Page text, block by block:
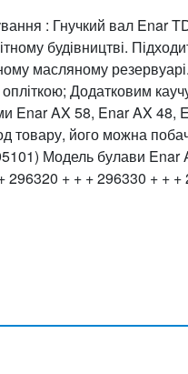
: Гнучкий вал Enar
будівництві.
масляному
Додатковим
Enar AX 58, Enar AX 48,
товару, його можна
Модель булави Enar
+ + + 296330 + +